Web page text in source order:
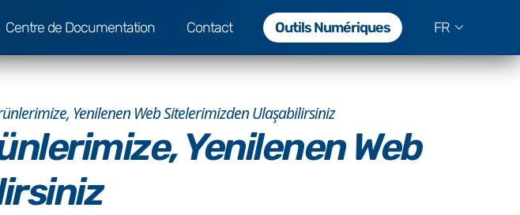
Centre de Documentation Contact Outils Numériques FR
Yenilenen Web Sitelerimizden Ulaşabilirsiniz
Yenilenen Web